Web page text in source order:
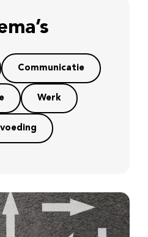
Communicatie
Werk